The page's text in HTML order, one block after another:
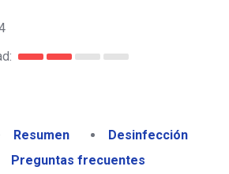
Resumen
Desinfección
Preguntas frecuentes